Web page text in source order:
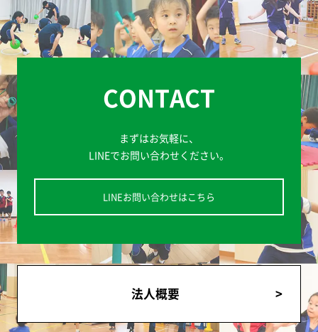
CONTACT
まずはお気軽に、
LINEでお問い合わせください。
LINEお問い合わせはこちら
法人概要